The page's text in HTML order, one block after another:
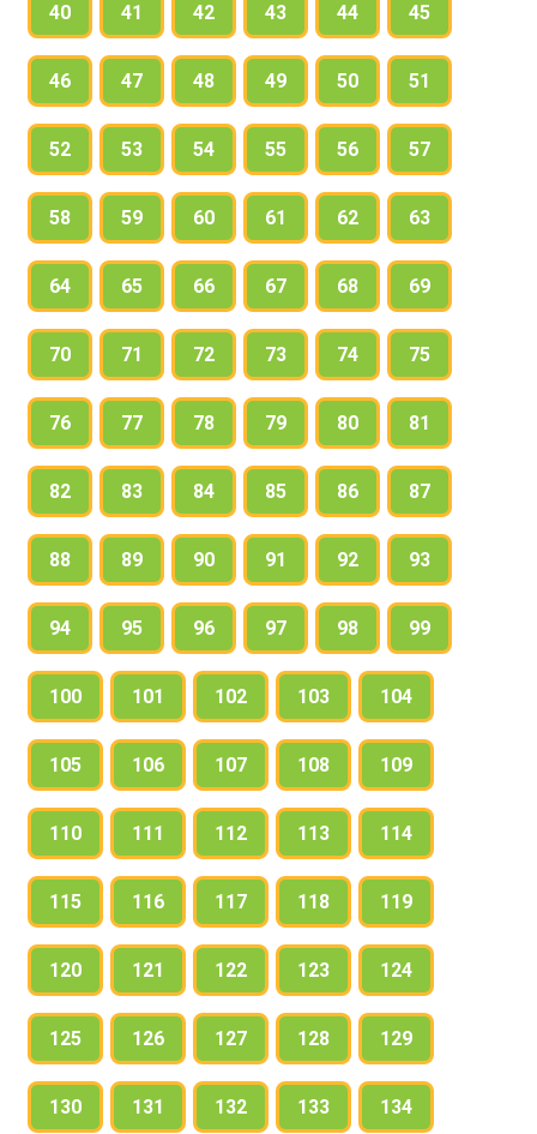
40 41 42 43 44 45
46 47 48 49 50 51
52 53 54 55 56 57
58 59 60 61 62 63
64 65 66 67 68 69
70 71 72 73 74 75
76 77 78 79 80 81
82 83 84 85 86 87
88 89 90 91 92 93
94 95 96 97 98 99
100 101 102 103 104
105 106 107 108 109
110 111 112 113 114
115 116 117 118 119
120 121 122 123 124
125 126 127 128 129
130 131 132 133 134